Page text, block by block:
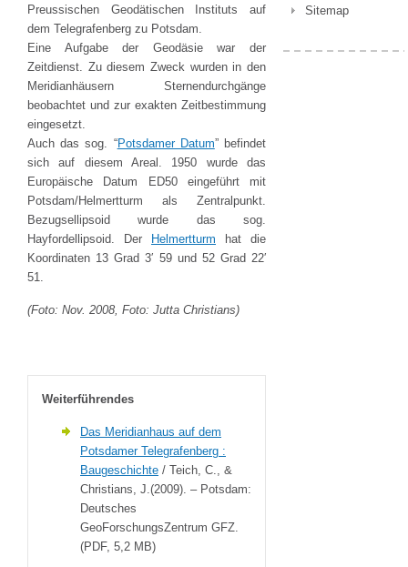
Preussischen Geodätischen Instituts auf
dem Telegrafenberg zu Potsdam.
Eine Aufgabe der Geodäsie war der
Zeitdienst. Zu diesem Zweck wurden in den
Meridianhäusern Sternendurchgänge
beobachtet und zur exakten Zeitbestimmung
eingesetzt.
Auch das sog. “Potsdamer Datum” befindet
sich auf diesem Areal. 1950 wurde das
Europäische Datum ED50 eingeführt mit
Potsdam/Helmertturm als Zentralpunkt.
Bezugsellipsoid wurde das sog.
Hayfordellipsoid. Der Helmertturm hat die
Koordinaten 13 Grad 3′ 59 und 52 Grad 22′
51.
(Foto: Nov. 2008, Foto: Jutta Christians)
Weiterführendes
Das Meridianhaus auf dem
Potsdamer Telegrafenberg :
Baugeschichte / Teich, C., &
Christians, J.(2009). – Potsdam:
Deutsches
GeoForschungsZentrum GFZ.
(PDF, 5,2 MB)
Sitemap